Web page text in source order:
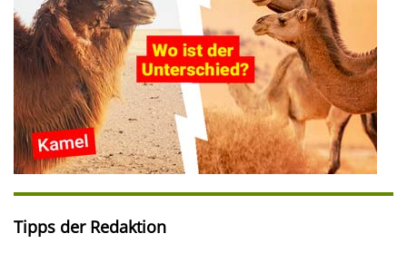
Tipps der Redaktion